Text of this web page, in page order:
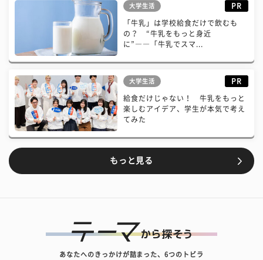
大学生活 PR
「牛乳」は学校給食だけで飲むも
の？ “牛乳をもっと身近
に”――「牛乳でスマ...
大学生活 PR
給食だけじゃない！ 牛乳をもっと
楽しむアイデア、学生が本気で考え
てみた
もっと見る
あなたへのきっかけが詰まった、6つのトビラ